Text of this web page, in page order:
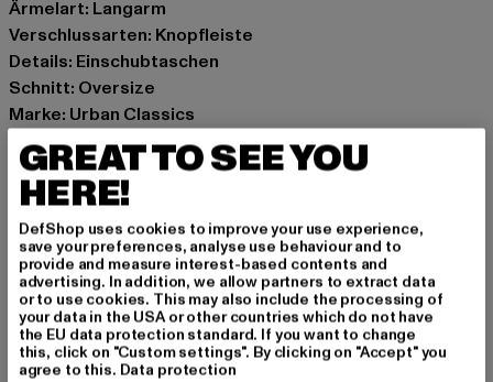
Ärmelart: Langarm
Verschlussarten: Knopfleiste
Details: Einschubtaschen
Schnitt: Oversize
Marke: Urban Classics
Kat.: Mäntel
Farbe: schwarz
Hersteller Farbe: black
Materialzusammensetzung: 100% Polyester
Art.Nr: TB3058Z-00007
Hersteller: TB International GmbH |info@tbint.de
Dr.-Robert-Murjahn-Straße 7 | 64372 Ober-Ramstadt |
DE
GREAT TO SEE YOU
HERE!
DefShop uses cookies to improve your use experience,
save your preferences, analyse use behaviour and to
provide and measure interest-based contents and
advertising. In addition, we allow partners to extract data
or to use cookies. This may also include the processing of
your data in the USA or other countries which do not have
the EU data protection standard. If you want to change
this, click on "Custom settings". By clicking on "Accept" you
agree to this. Data protection